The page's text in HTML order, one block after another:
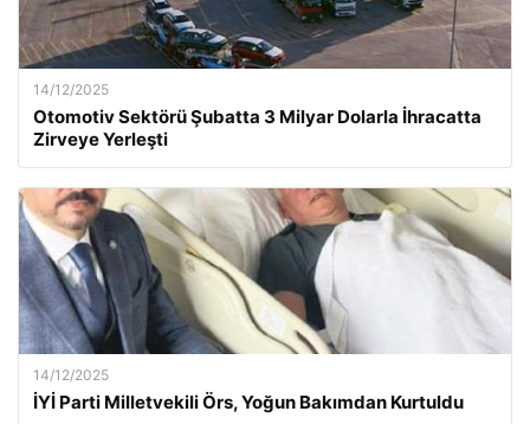
14/12/2025
Otomotiv Sektörü Şubatta 3 Milyar Dolarla İhracatta
Zirveye Yerleşti
14/12/2025
İYİ Parti Milletvekili Örs, Yoğun Bakımdan Kurtuldu